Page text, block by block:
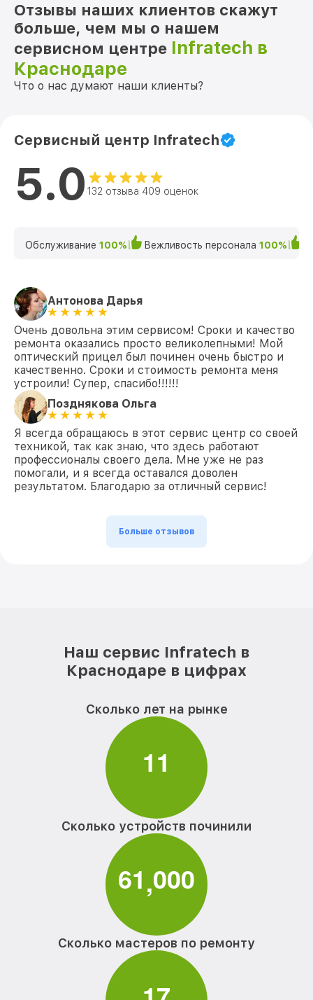
Отзывы наших клиентов скажут
больше, чем мы о нашем
сервисном центре Infratech в
Краснодаре
Что о нас думают наши клиенты?
Сервисный центр Infratech
5.0 132 отзыва 409 оценок
Обслуживание 100% Вежливость персонала 100%
Антонова Дарья
Очень довольна этим сервисом! Сроки и качество
ремонта оказались просто великолепными! Мой
оптический прицел был починен очень быстро и
качественно. Сроки и стоимость ремонта меня
устроили! Супер, спасибо!!!!!!
Позднякова Ольга
Я всегда обращаюсь в этот сервис центр со своей
техникой, так как знаю, что здесь работают
профессионалы своего дела. Мне уже не раз
помогали, и я всегда оставался доволен
результатом. Благодарю за отличный сервис!
Больше отзывов
Наш сервис Infratech в
Краснодаре в цифрах
Сколько лет на рынке
11
Сколько устройств починили
61,000
Сколько мастеров по ремонту